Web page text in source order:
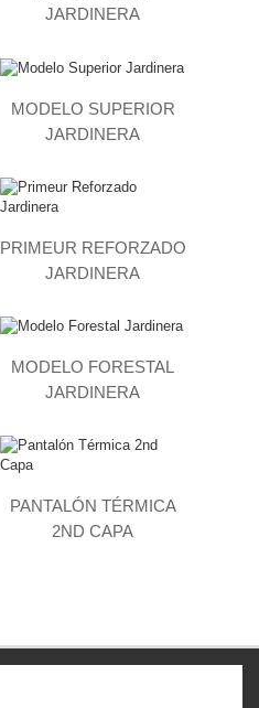
JARDINERA
MODELO SUPERIOR
JARDINERA
PRIMEUR REFORZADO
JARDINERA
MODELO FORESTAL
JARDINERA
PANTALÓN TÉRMICA
2ND CAPA